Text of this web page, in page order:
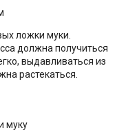
ложки муки.
должна получиться
выдавливаться из
растекаться.